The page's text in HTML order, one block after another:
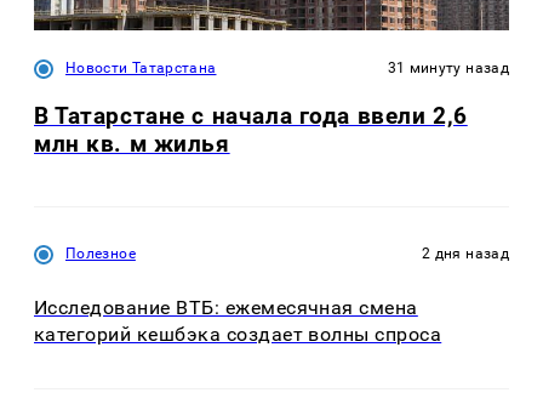
Новости Татарстана 31 минуту назад
В Татарстане с начала года ввели 2,6
млн кв. м жилья
Полезное 2 дня назад
Исследование ВТБ: ежемесячная смена
категорий кешбэка создает волны спроса